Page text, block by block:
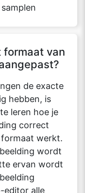
formaat van
de exacte
hebben, is
leren hoe je
correct
werkt.
wordt
ervan wordt
editor alle